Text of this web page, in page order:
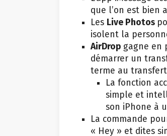
que l’on est bien
Les Live Photos
isolent la
AirDrop gagne en
démarrer un
terme au
La fonction
simple et
son iPhone à
La commande
« Hey » et dites